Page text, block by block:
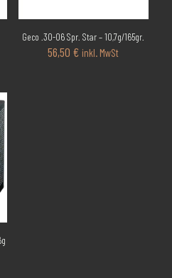
Geco .30-06 Spr. Star – 10,7g/165gr.
56,50€ inkl. MwSt